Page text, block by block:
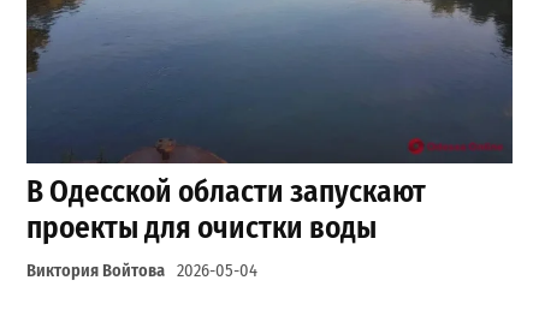
В Одесской области запускают
проекты для очистки воды
Виктория Войтова 2026-05-04